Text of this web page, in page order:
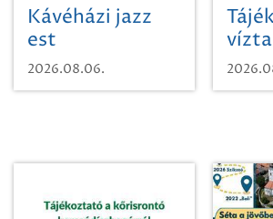
Kávéházi jazz
est
2026.08.06.